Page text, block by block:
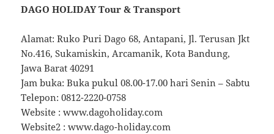
DAGO HOLIDAY Tour & Transport
Alamat: Ruko Puri Dago 68, Antapani, Jl. Terusan Jkt
No.416, Sukamiskin, Arcamanik, Kota Bandung,
Jawa Barat 40291
Jam buka: Buka pukul 08.00-17.00 hari Senin – Sabtu
Telepon: 0812-2220-0758
Website : www.dagoholiday.com
Website2 : www.dago-holiday.com